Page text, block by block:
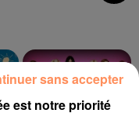
est notre priorité
sans accepter